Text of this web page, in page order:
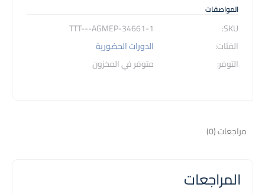
-
شهادة
المجموعة
الأمريكية
للتدريب
المواصفات
SKU:
34661-1-TTT---AGMEP
الفئات:
الدورات الحضورية
التوفر:
متوفر في المخزون
مراجعات (0)
المراجعات